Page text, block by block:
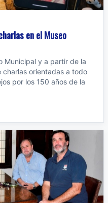
en el Museo
Municipal y a partir de la
charlas orientadas a todo
por los 150 años de la